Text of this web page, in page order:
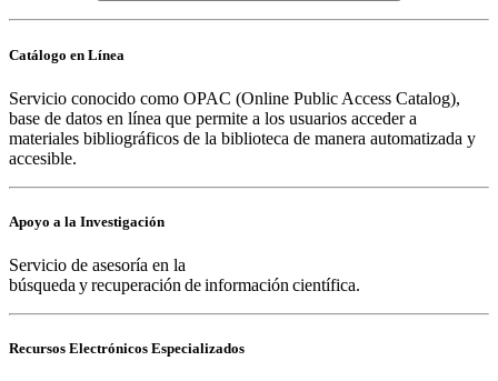
Catálogo en Línea
Servicio conocido como OPAC (Online Public Access Catalog),
base de datos en línea que permite a los usuarios acceder a
materiales bibliográficos de la biblioteca de manera automatizada y
accesible.
Apoyo a la Investigación
Servicio de asesoría en la
búsqueda y recuperación de información científica.
Recursos Electrónicos Especializados